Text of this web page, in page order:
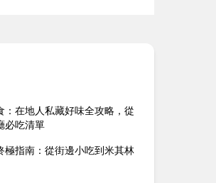
：在地人私藏好味全攻略，從
必吃清單
極指南：從街邊小吃到米其林